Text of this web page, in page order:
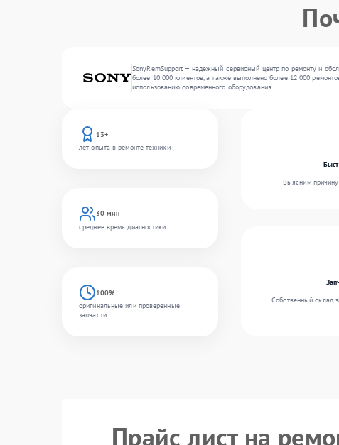
SonyRemSupport — надежный сервисный центр по ремонту и
более 10 000 клиентов, а также выполнено более 12 000
использованию современного оборудования.
13+
лет опыта в ремонте техники
30 мин
среднее время диагностики
100%
оригинальные или проверенные
запчасти
Выясним
Собственный склад
Прайс лист на